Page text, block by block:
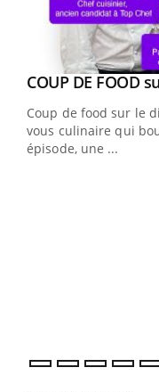
Youtube
COUP DE FOOD
Coup de food sur le
vous culinaire qui
épisode, une ...